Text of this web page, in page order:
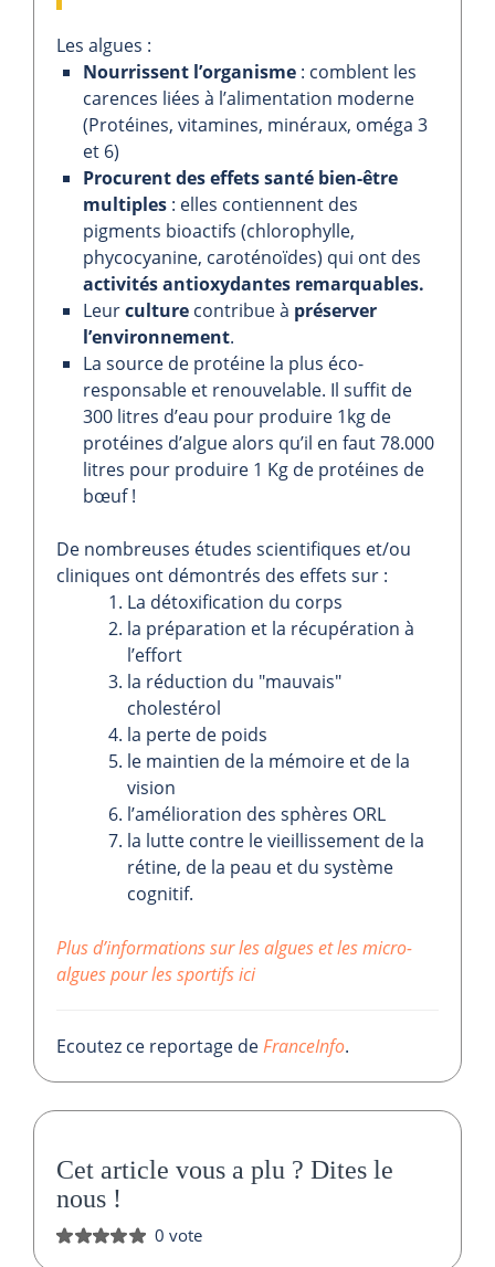
Les algues :
Nourrissent l’organisme : comblent les
carences liées à l’alimentation moderne
(Protéines, vitamines, minéraux, oméga 3
et 6)
Procurent des effets santé bien-être
multiples : elles contiennent des
pigments bioactifs (chlorophylle,
phycocyanine, caroténoïdes) qui ont des
activités antioxydantes remarquables.
Leurculture contribue à préserver
l’environnement.
La source de protéine la plus éco-
responsable et renouvelable. Il suffit de
300 litres d’eau pour produire 1kg de
protéines d’algue alors qu’il en faut 78.000
litres pour produire 1 Kg de protéines de
bœuf !
De nombreuses études scientifiques et/ou
cliniques ont démontrés des effets sur :
La détoxification du corps
la préparation et la récupération à
l’effort
la réduction du "mauvais"
cholestérol
la perte de poids
le maintien de la mémoire et de la
vision
l’amélioration des sphères ORL
la lutte contre le vieillissement de la
rétine, de la peau et du système
cognitif.
Plus d’informations sur les algues et les micro-
algues pour les sportifs ici
Ecoutez ce reportage deFranceInfo.
Cet article vous a plu ? Dites le
nous !
0 vote